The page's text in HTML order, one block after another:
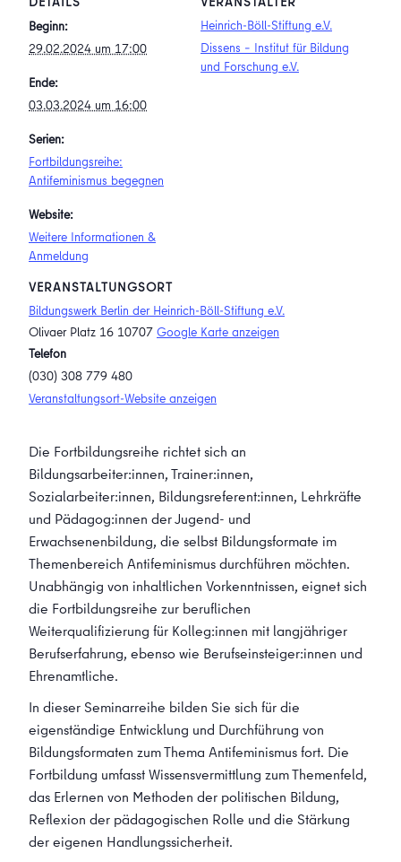
Beginn:
29.02.2024 um 17:00
Ende:
03.03.2024 um 16:00
Serien:
Fortbildungsreihe:
Antifeminismus begegnen
Website:
Weitere Informationen &
Anmeldung
VERANSTALTUNGSORT
Bildungswerk Berlin der Heinrich-Böll-Stiftung e.V.
Olivaer Platz 16 10707 Google Karte anzeigen
Telefon
(030) 308 779 480
Veranstaltungsort-Website anzeigen
Heinrich-Böll-Stiftung e.V.
Dissens – Institut für Bildung
und Forschung e.V.
Die Fortbildungsreihe richtet sich an
Bildungsarbeiter:innen, Trainer:innen,
Sozialarbeiter:innen, Bildungsreferent:innen, Lehrkräfte
und Pädagog:innen der Jugend- und
Erwachsenenbildung, die selbst Bildungsformate im
Themenbereich Antifeminismus durchführen möchten.
Unabhängig von inhaltlichen Vorkenntnissen, eignet sich
die Fortbildungsreihe zur beruflichen
Weiterqualifizierung für Kolleg:innen mit langjähriger
Berufserfahrung, ebenso wie Berufseinsteiger:innen und
Ehrenamtliche.
In dieser Seminarreihe bilden Sie sich für die
eigenständige Entwicklung und Durchführung von
Bildungsformaten zum Thema Antifeminismus fort. Die
Fortbildung umfasst Wissensvermittlung zum Themenfeld,
das Erlernen von Methoden der politischen Bildung,
Reflexion der pädagogischen Rolle und die Stärkung
der eigenen Handlungssicherheit.